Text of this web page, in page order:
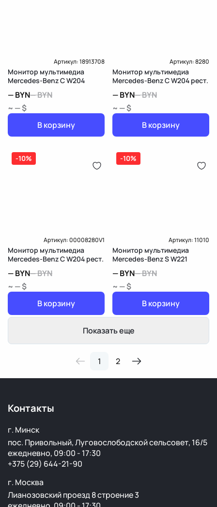
Артикул:18913708
Монитор мультимедиа
Mercedes-Benz C W204
—BYN—BYN
~ — $
В корзину
Артикул:8280
Монитор мультимедиа
Mercedes-Benz C W204 рест.
—BYN—BYN
~ — $
В корзину
-10%
Артикул:00008280V1
Монитор мультимедиа
Mercedes-Benz C W204 рест.
—BYN—BYN
~ — $
В корзину
-10%
Артикул:11010
Монитор мультимедиа
Mercedes-Benz S W221
—BYN—BYN
~ — $
В корзину
Показать еще
1 2
Контакты
г. Минск
пос. Привольный, Луговослободской сельсовет, 16/5
ежедневно, 09:00 - 17:30
+375 (29) 644-21-90
г. Москва
Лианозовский проезд 8 строение 3